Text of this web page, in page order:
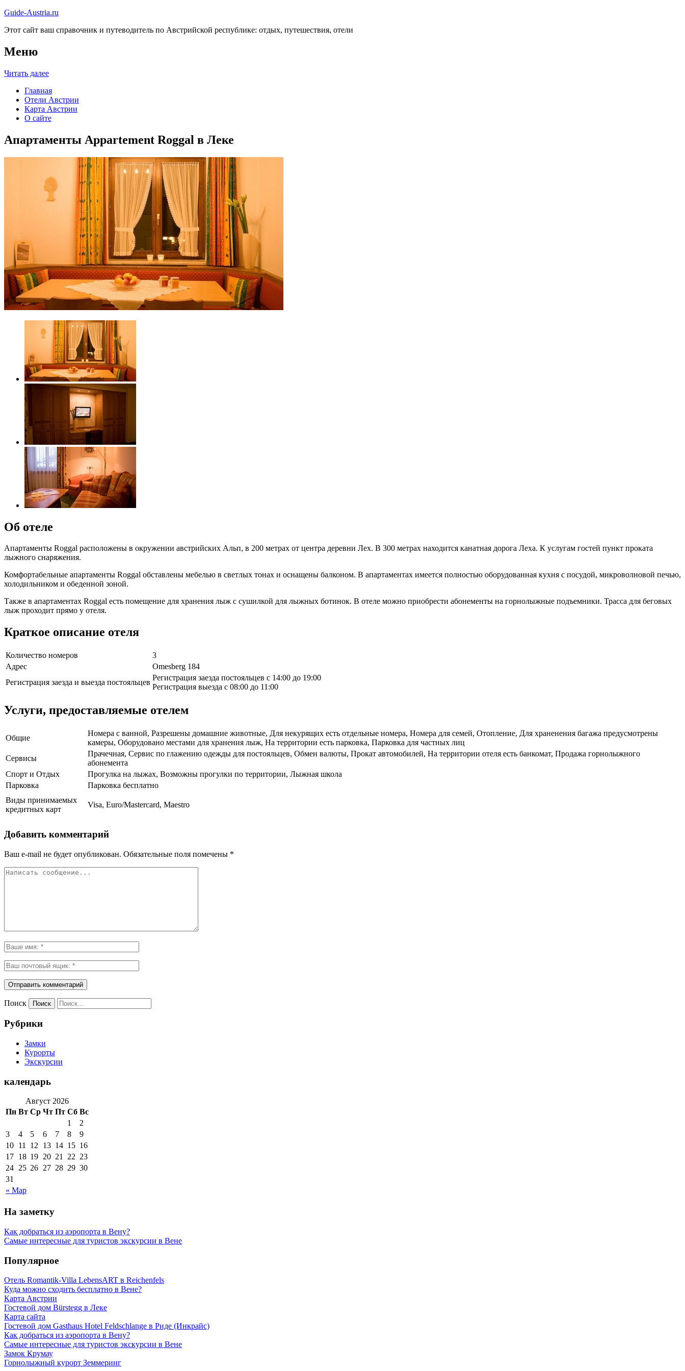
Guide-Austria.ru
Этот сайт ваш справочник и путеводитель по Австрийской республике: отдых, путешествия, отели
Меню
Читать далее
Главная
Отели Австрии
Карта Австрии
О сайте
Апартаменты Appartement Roggal в Леке
Об отеле
Апартаменты Roggal расположены в окружении австрийских Альп, в 200 метрах от центра деревни Лех. В 300 метрах находится канатная дорога Леха. К услугам гостей пункт проката
лыжного снаряжения.
Комфортабельные апартаменты Roggal обставлены мебелью в светлых тонах и оснащены балконом. В апартаментах имеется полностью оборудованная кухня с посудой, микроволновой печью,
холодильником и обеденной зоной.
Также в апартаментах Roggal есть помещение для хранения лыж с сушилкой для лыжных ботинок. В отеле можно приобрести абонементы на горнолыжные подъемники. Трасса для беговых
лыж проходит прямо у отеля.
Краткое описание отеля
Количество номеров
3
Адрес
Omesberg 184
Регистрация заезда и выезда постояльцев
Регистрация заезда постояльцев с 14:00 до 19:00
Регистрация выезда с 08:00 до 11:00
Услуги, предоставляемые отелем
Общие
Номера с ванной, Разрешены домашние животные, Для некурящих есть отдельные номера, Номера для семей, Отопление, Для храненения багажа предусмотрены
камеры, Оборудовано местами для хранения лыж, На территории есть парковка, Парковка для частных лиц
Сервисы
Прачечная, Сервис по глажению одежды для постояльцев, Обмен валюты, Прокат автомобилей, На территории отеля есть банкомат, Продажа горнолыжного
абонемента
Спорт и Отдых
Прогулка на лыжах, Возможны прогулки по территории, Лыжная школа
Парковка
Парковка бесплатно
Виды принимаемых
кредитных карт
Visa, Euro/Mastercard, Maestro
Добавить комментарий
Ваш e-mail не будет опубликован. Обязательные поля помечены *
Поиск
Рубрики
Замки
Курорты
Экскурсии
календарь
Август 2026
Пн Вт Ср Чт Пт Сб Вс
« Мар
1
2
3
4 5 6 7 8
9
10 11 12 13 14 15 16
17 18 19 20 21 22 23
24 25 26 27 28 29 30
31
На заметку
Как добраться из аэропорта в Вену?
Самые интересные для туристов экскурсии в Вене
Популярное
Отель Romantik-Villa LebensART в Reichenfels
Куда можно сходить бесплатно в Вене?
Карта Австрии
Гостевой дом Bürstegg в Леке
Карта сайта
Гостевой дом Gasthaus Hotel Feldschlange в Риде (Инкрайс)
Как добраться из аэропорта в Вену?
Самые интересные для туристов экскурсии в Вене
Замок Крумау
Горнолыжный курорт Земмеринг